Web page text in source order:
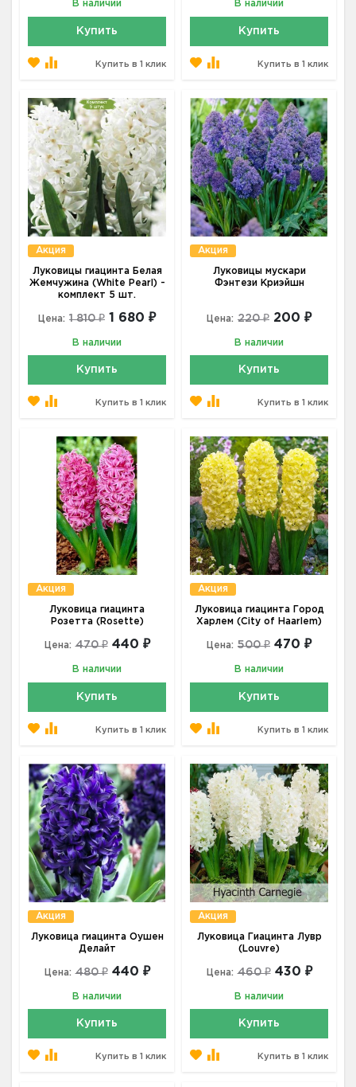
В наличии
Купить
Купить в 1 клик
В наличии
Купить
Купить в 1 клик
Акция
Луковицы гиацинта Белая
Жемчужина (White Pearl) -
комплект 5 шт.
Цена: 1 810 ₽ 1 680 ₽
В наличии
Купить
Купить в 1 клик
Акция
Луковицы мускари
Фэнтези Криэйшн
Цена: 220 ₽ 200 ₽
В наличии
Купить
Купить в 1 клик
Акция
Луковица гиацинта
Розетта (Rosette)
Цена: 470 ₽ 440 ₽
В наличии
Купить
Купить в 1 клик
Акция
Луковица гиацинта Город
Харлем (City of Haarlem)
Цена: 500 ₽ 470 ₽
В наличии
Купить
Купить в 1 клик
Акция
Луковица гиацинта Оушен
Делайт
Цена: 480 ₽ 440 ₽
В наличии
Купить
Купить в 1 клик
Акция
Луковица Гиацинта Лувр
(Louvre)
Цена: 460 ₽ 430 ₽
В наличии
Купить
Купить в 1 клик